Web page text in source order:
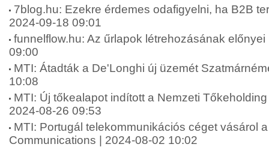
7blog.hu: Ezekre érdemes odafigyelni, ha B2B
2024-09-18 09:01
funnelflow.hu: Az űrlapok létrehozásának
09:00
MTI: Átadták a De'Longhi új üzemét
10:08
MTI: Új tőkealapot indított a Nemzeti
2024-08-26 09:53
MTI: Portugál telekommunikációs céget vásárol
Communications | 2024-08-02 10:02